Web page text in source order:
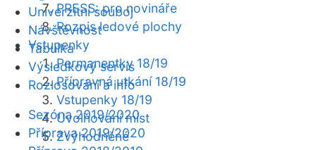
PRESS: pro novináře
Rozpis ledové plochy
Vstupenky
Permanentky 18/19
Přípravná utkání 18/19
Vstupenky 18/19
Uvolňování míst
Zvýhodněné
Univerzitní souboj
Návštěvnost
Tabulka
Výsledkový servis
Rozlosování a info
Sezóna 2019/2020
Příprava 2019/2020